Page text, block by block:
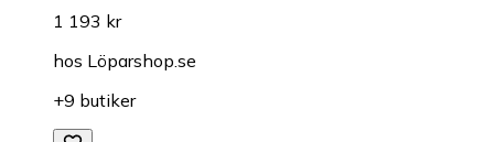
1 193 kr
hos Löparshop.se
+9 butiker